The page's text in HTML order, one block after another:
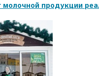
молочной продукции